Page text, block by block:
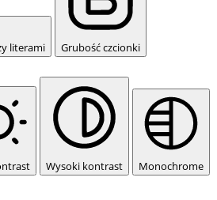
literami Grubość czcionki
Wysoki kontrast Monochrome